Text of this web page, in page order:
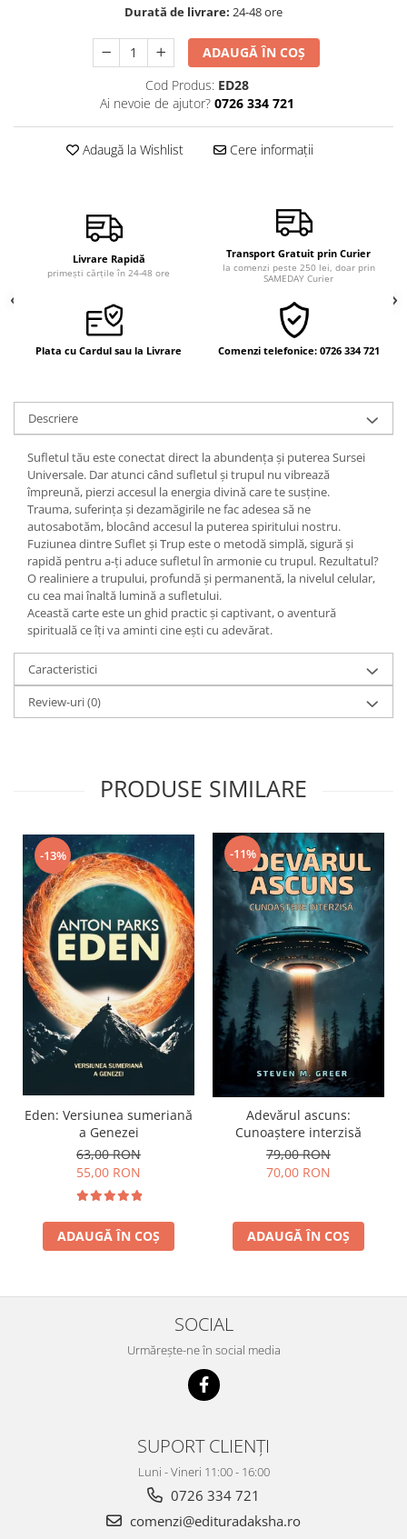
Psihologie practică
Lumea îngerilor
Seria Masaru Emoto
Inspiraţie divină
Viaţa de după moarte
Oracol
Fără categorie
Cunoaștere
Durată de livrare: 24-48 ore
ADAUGĂ ÎN COȘ
Cod Produs: ED28
Ai nevoie de ajutor? 0726 334 721
Adaugă la Wishlist Cere informații
Livrare Rapidă
primești cărțile în 24-48 ore
Transport Gratuit prin Curier
la comenzi peste 250 lei, doar prin
SAMEDAY Curier
Plata cu Cardul sau la Livrare Comenzi telefonice: 0726 334 721
Descriere
Sufletul tău este conectat direct la abundența și puterea Sursei
Universale. Dar atunci când sufletul și trupul nu vibrează
împreună, pierzi accesul la energia divină care te susține.
Trauma, suferința și dezamăgirile ne fac adesea să ne
autosabotăm, blocând accesul la puterea spiritului nostru.
Fuziunea dintre Suflet și Trup este o metodă simplă, sigură și
rapidă pentru a-ți aduce sufletul în armonie cu trupul. Rezultatul?
O realiniere a trupului, profundă și permanentă, la nivelul celular,
cu cea mai înaltă lumină a sufletului.
Această carte este un ghid practic și captivant, o aventură
spirituală ce îți va aminti cine ești cu adevărat.
Caracteristici
Review-uri(0)
PRODUSE SIMILARE
-13%
Eden: Versiunea sumeriană
a Genezei
63,00 RON
55,00 RON
ADAUGĂ ÎN COȘ
-11%
Adevărul ascuns:
Cunoaștere interzisă
79,00 RON
70,00 RON
ADAUGĂ ÎN COȘ
SOCIAL
Urmărește-ne în social media
SUPORT CLIENȚI
Luni - Vineri 11:00 - 16:00
0726 334 721
comenzi@edituradaksha.ro